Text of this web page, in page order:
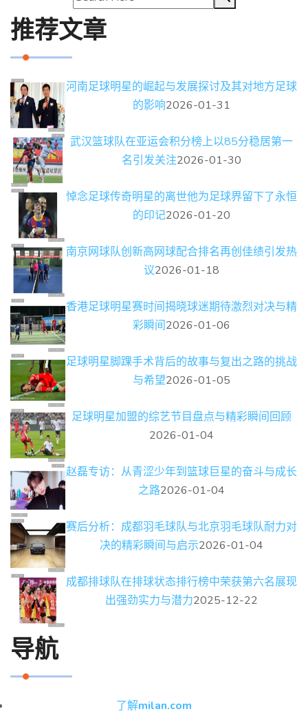
推荐文章
河南足球明星的崛起与发展探讨及其对地方足球
的影响2026-01-31
武汉篮球队在亚运会积分榜上以85分稳居第一
名引发关注2026-01-30
悼念足球传奇明星的离世他为足球界留下了永恒
的印记2026-01-20
南京网球队创新高网球配合排名再创佳绩引发热
议2026-01-18
香港足球明星赛时间揭晓球迷期待激烈对决与精
彩瞬间2026-01-06
足球明星脚踝手术背后的故事与复出之路的挑战
与希望2026-01-05
足球明星加盟的综艺节目盘点与精彩瞬间回顾
2026-01-04
赵磊专访：从青涩少年到篮球巨星的奋斗与成长
之路2026-01-04
赛后分析：成都羽毛球队与北京羽毛球队耐力对
决的精彩瞬间与启示2026-01-04
成都排球队在排球状态排行榜中荣获第六名展现
出强劲实力与潜力2025-12-22
导航
了解milan.com